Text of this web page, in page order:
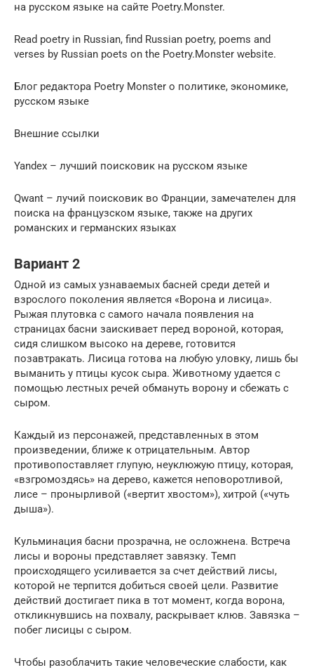
на русском языке на сайте Poetry.Monster.
Read poetry in Russian, find Russian poetry, poems and
verses by Russian poets on the Poetry.Monster website.
Блог редактора Poetry Monster о политике, экономике,
русском языке
Внешние ссылки
Yandex – лучший поисковик на русском языке
Qwant – лучий поисковик во Франции, замечателен для
поиска на французском языке, также на других
романских и германских языках
Вариант 2
Одной из самых узнаваемых басней среди детей и
взрослого поколения является «Ворона и лисица».
Рыжая плутовка с самого начала появления на
страницах басни заискивает перед вороной, которая,
сидя слишком высоко на дереве, готовится
позавтракать. Лисица готова на любую уловку, лишь бы
выманить у птицы кусок сыра. Животному удается с
помощью лестных речей обмануть ворону и сбежать с
сыром.
Каждый из персонажей, представленных в этом
произведении, ближе к отрицательным. Автор
противопоставляет глупую, неуклюжую птицу, которая,
«взгромоздясь» на дерево, кажется неповоротливой,
лисе – пронырливой («вертит хвостом»), хитрой («чуть
дыша»).
Кульминация басни прозрачна, не осложнена. Встреча
лисы и вороны представляет завязку. Темп
происходящего усиливается за счет действий лисы,
которой не терпится добиться своей цели. Развитие
действий достигает пика в тот момент, когда ворона,
откликнувшись на похвалу, раскрывает клюв. Завязка –
побег лисицы с сыром.
Чтобы разоблачить такие человеческие слабости, как